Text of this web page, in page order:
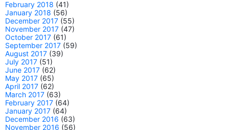
February 2018 (41)
January 2018 (56)
December 2017 (55)
November 2017 (47)
October 2017 (61)
September 2017 (59)
August 2017 (39)
July 2017 (51)
June 2017 (62)
May 2017 (65)
April 2017 (62)
March 2017 (63)
February 2017 (64)
January 2017 (64)
December 2016 (63)
November 2016 (56)